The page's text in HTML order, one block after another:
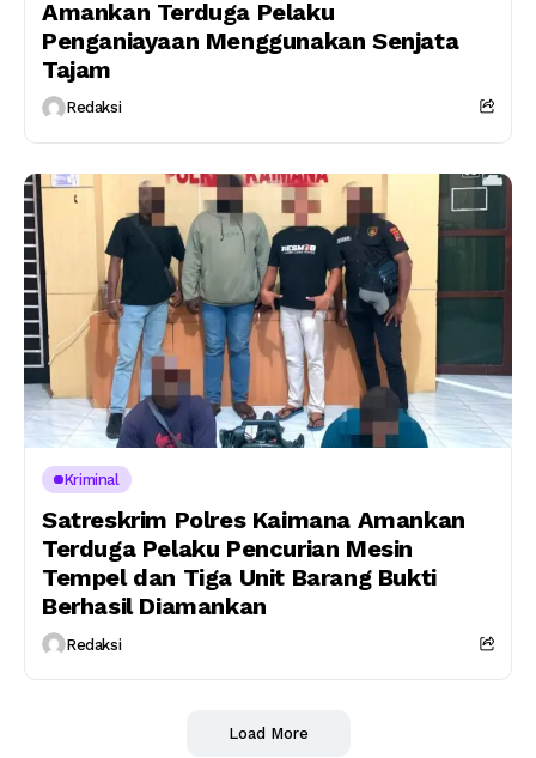
Amankan Terduga Pelaku
Penganiayaan Menggunakan Senjata
Tajam
Redaksi
Kriminal
Satreskrim Polres Kaimana Amankan
Terduga Pelaku Pencurian Mesin
Tempel dan Tiga Unit Barang Bukti
Berhasil Diamankan
Redaksi
Load More